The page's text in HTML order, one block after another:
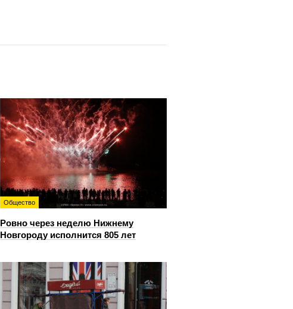
Общество
Ровно через неделю Нижнему
Новгороду исполнится 805 лет